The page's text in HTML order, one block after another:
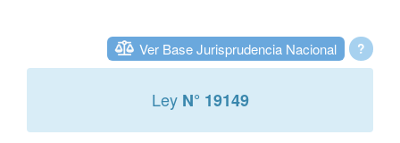
?
Ver Base Jurisprudencia Nacional
Ley N° 19149